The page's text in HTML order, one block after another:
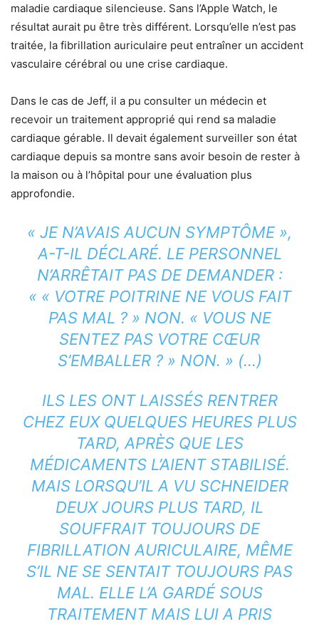
maladie cardiaque silencieuse. Sans l’Apple Watch, le
résultat aurait pu être très différent. Lorsqu’elle n’est pas
traitée, la fibrillation auriculaire peut entraîner un accident
vasculaire cérébral ou une crise cardiaque.
Dans le cas de Jeff, il a pu consulter un médecin et
recevoir un traitement approprié qui rend sa maladie
cardiaque gérable. Il devait également surveiller son état
cardiaque depuis sa montre sans avoir besoin de rester à
la maison ou à l’hôpital pour une évaluation plus
approfondie.
« JE N’AVAIS AUCUN SYMPTÔME »,
A-T-IL DÉCLARÉ. LE PERSONNEL
N’ARRÊTAIT PAS DE DEMANDER :
« « VOTRE POITRINE NE VOUS FAIT
PAS MAL ? » NON. « VOUS NE
SENTEZ PAS VOTRE CŒUR
S’EMBALLER ? » NON. » (…)
ILS LES ONT LAISSÉS RENTRER
CHEZ EUX QUELQUES HEURES PLUS
TARD, APRÈS QUE LES
MÉDICAMENTS L’AIENT STABILISÉ.
MAIS LORSQU’IL A VU SCHNEIDER
DEUX JOURS PLUS TARD, IL
SOUFFRAIT TOUJOURS DE
FIBRILLATION AURICULAIRE, MÊME
S’IL NE SE SENTAIT TOUJOURS PAS
MAL. ELLE L’A GARDÉ SOUS
TRAITEMENT MAIS LUI A PRIS